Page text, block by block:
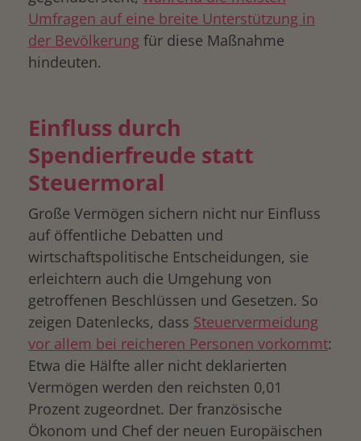
Umfragen auf eine breite Unterstützung in
der Bevölkerung für diese Maßnahme
hindeuten.
Einfluss durch
Spendierfreude statt
Steuermoral
Große Vermögen sichern nicht nur Einfluss
auf öffentliche Debatten und
wirtschaftspolitische Entscheidungen, sie
erleichtern auch die Umgehung von
getroffenen Beschlüssen und Gesetzen. So
zeigen Datenlecks, dass Steuervermeidung
vor allem bei reicheren Personen vorkommt:
Etwa die Hälfte aller nicht deklarierten
Vermögen werden den reichsten 0,01
Prozent zugeordnet. Der französische
Ökonom und Chef der neuen Europäischen